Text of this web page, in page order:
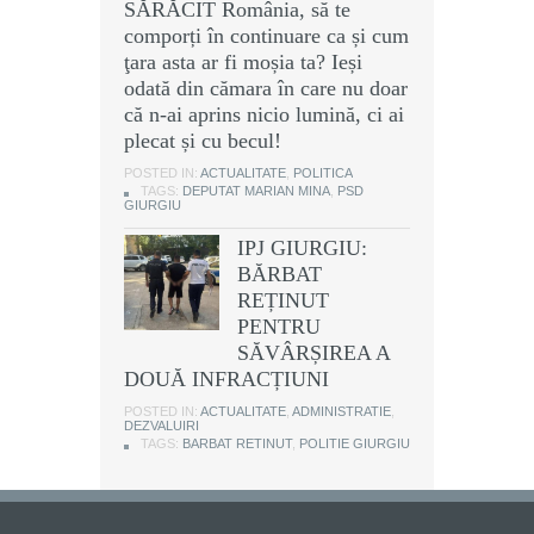
SĂRĂCIT România, să te
comporți în continuare ca și cum
ţara asta ar fi moșia ta? Ieși
odată din cămara în care nu doar
că n-ai aprins nicio lumină, ci ai
plecat și cu becul!
POSTED IN: ACTUALITATE POLITICA
TAGS: DEPUTAT MARIAN MINA PSD
GIURGIU
IPJ GIURGIU:
BĂRBAT
REȚINUT
PENTRU
SĂVÂRȘIREA A
DOUĂ INFRACȚIUNI
POSTED IN: ACTUALITATE ADMINISTRATIE
DEZVALUIRI
TAGS: BARBAT RETINUT, POLITIE GIURGIU